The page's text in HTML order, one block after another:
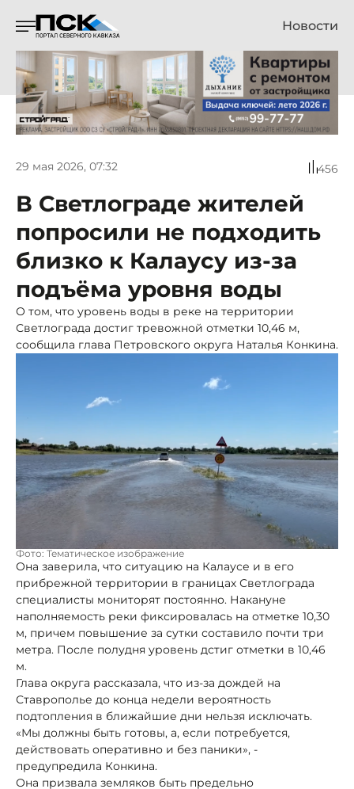
Новости
29 мая 2026, 07:32 456
В Светлограде жителей
попросили не подходить
близко к Калаусу из-за
подъёма уровня воды
О том, что уровень воды в реке на территории
Светлограда достиг тревожной отметки 10,46 м,
сообщила глава Петровского округа Наталья Конкина.
Фото: Тематическое изображение
Она заверила, что ситуацию на Калаусе и в его
прибрежной территории в границах Светлограда
специалисты мониторят постоянно. Накануне
наполняемость реки фиксировалась на отметке 10,30
м, причем повышение за сутки составило почти три
метра. После полудня уровень дстиг отметки в 10,46
м.
Глава округа рассказала, что из-за дождей на
Ставрополье до конца недели вероятность
подтопления в ближайшие дни нельзя исключать.
«Мы должны быть готовы, а, если потребуется,
действовать оперативно и без паники», -
предупредила Конкина.
Она призвала земляков быть предельно